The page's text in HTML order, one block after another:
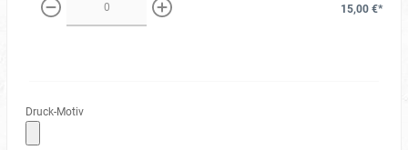
weniger mehr
15,00 €*
Druck-Motiv